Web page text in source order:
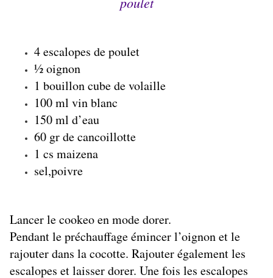
4 escalopes de poulet
½ oignon
1 bouillon cube de volaille
100 ml vin blanc
150 ml d’eau
60 gr de cancoillotte
1 cs maizena
sel,poivre
Lancer le cookeo en mode dorer.
Pendant le préchauffage émincer l’oignon et le
rajouter dans la cocotte. Rajouter également les
escalopes et laisser dorer. Une fois les escalopes